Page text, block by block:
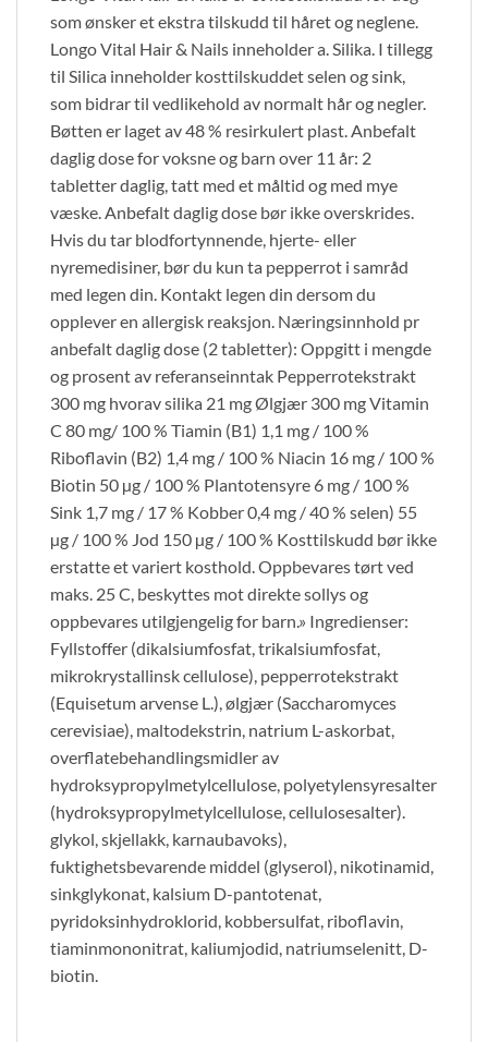
som ønsker et ekstra tilskudd til håret og neglene.
Longo Vital Hair & Nails inneholder a. Silika. I tillegg
til Silica inneholder kosttilskuddet selen og sink,
som bidrar til vedlikehold av normalt hår og negler.
Bøtten er laget av 48 % resirkulert plast. Anbefalt
daglig dose for voksne og barn over 11 år: 2
tabletter daglig, tatt med et måltid og med mye
væske. Anbefalt daglig dose bør ikke overskrides.
Hvis du tar blodfortynnende, hjerte- eller
nyremedisiner, bør du kun ta pepperrot i samråd
med legen din. Kontakt legen din dersom du
opplever en allergisk reaksjon. Næringsinnhold pr
anbefalt daglig dose (2 tabletter): Oppgitt i mengde
og prosent av referanseinntak Pepperrotekstrakt
300 mg hvorav silika 21 mg Ølgjær 300 mg Vitamin
C 80 mg/ 100 % Tiamin (B1) 1,1 mg / 100 %
Riboflavin (B2) 1,4 mg / 100 % Niacin 16 mg / 100 %
Biotin 50 µg / 100 % Plantotensyre 6 mg / 100 %
Sink 1,7 mg / 17 % Kobber 0,4 mg / 40 % selen) 55
µg / 100 % Jod 150 µg / 100 % Kosttilskudd bør ikke
erstatte et variert kosthold. Oppbevares tørt ved
maks. 25 C, beskyttes mot direkte sollys og
oppbevares utilgjengelig for barn.» Ingredienser:
Fyllstoffer (dikalsiumfosfat, trikalsiumfosfat,
mikrokrystallinsk cellulose), pepperrotekstrakt
(Equisetum arvense L.), ølgjær (Saccharomyces
cerevisiae), maltodekstrin, natrium L-askorbat,
overflatebehandlingsmidler av
hydroksypropylmetylcellulose, polyetylensyresalter
(hydroksypropylmetylcellulose, cellulosesalter).
glykol, skjellakk, karnaubavoks),
fuktighetsbevarende middel (glyserol), nikotinamid,
sinkglykonat, kalsium D-pantotenat,
pyridoksinhydroklorid, kobbersulfat, riboflavin,
tiaminmononitrat, kaliumjodid, natriumselenitt, D-
biotin.